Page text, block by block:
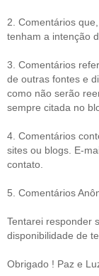
2. Comentários
tenham a intenção
3. Comentários
de outras fontes e
como não serão
sempre citada no
4. Comentários
sites ou blogs. E-
contato.
5. Comentários
Tentarei responder
disponibilidade de
Obrigado ! Paz e